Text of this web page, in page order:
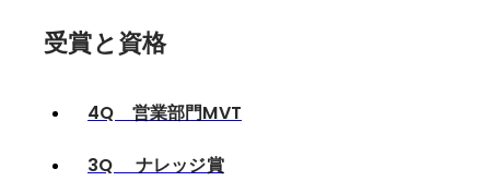
受賞と資格
4Q 営業部門MVT
3Q ナレッジ賞